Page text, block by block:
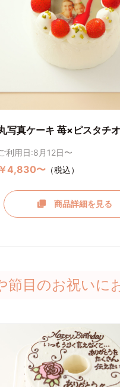
写真ケーキ 苺×ピスタチオ
利用日:8月12日〜
￥4,830〜 （税込）
商品詳細を見る
節目のお祝いに